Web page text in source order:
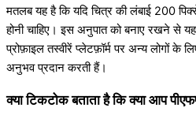
मतलब यह है कि यदि चित्र की लंबाई 200
होनी चाहिए। इस अनुपात को बनाए रखने से
प्रोफ़ाइल तस्वीरें प्लेटफ़ॉर्म पर अन्य लोगों
अनुभव प्रदान करती हैं।
क्या टिकटोक बताता है कि क्या आप